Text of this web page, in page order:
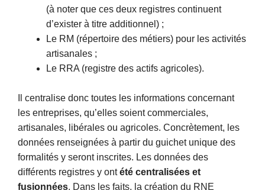
(à noter que ces deux registres continuent
d’exister à titre additionnel) ;
Le RM (répertoire des métiers) pour les activités
artisanales ;
Le RRA (registre des actifs agricoles).
Il centralise donc toutes les informations concernant
les entreprises, qu’elles soient commerciales,
artisanales, libérales ou agricoles. Concrètement, les
données renseignées à partir du guichet unique des
formalités y seront inscrites. Les données des
différents registres y ontété centralisées et
fusionnées. Dans les faits, la création du RNE